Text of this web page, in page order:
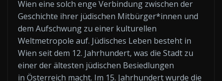
Wien eine solch enge Verbindung zwischen der
Geschichte ihrer jüdischen Mitbürger*innen und
dem Aufschwung zu einer kulturellen
Weltmetropole auf. Jüdisches Leben besteht in
Wien seit dem 12. Jahrhundert, was die Stadt zu
einer der ältesten jüdischen Besiedlungen
in Österreich macht. Im 15. Jahrhundert wurde die